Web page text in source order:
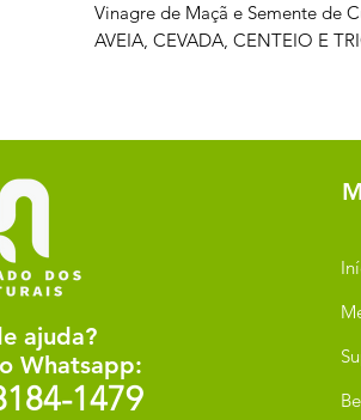
Vinagre de Maçã e Semente de
AVEIA, CEVADA, CENTEIO E
ajuda?
Whatsapp:
1479